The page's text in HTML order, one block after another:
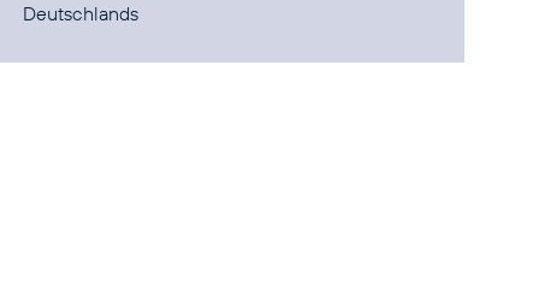
Deutschlands